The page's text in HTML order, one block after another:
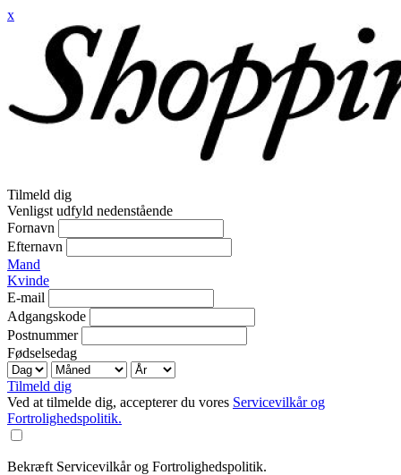
x
Tilmeld dig
Venligst udfyld nedenstående
Fornavn
Efternavn
Mand
Kvinde
E-mail
Adgangskode
Postnummer
Fødselsedag
Tilmeld dig
Ved at tilmelde dig, accepterer du vores Servicevilkår og
Fortrolighedspolitik.
Bekræft Servicevilkår og Fortrolighedspolitik.